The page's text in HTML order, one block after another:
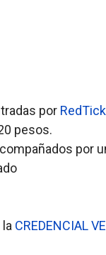
por
pesos.
por
CREDENCIAL